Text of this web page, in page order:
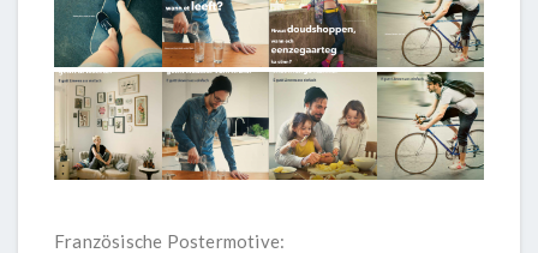
Französische Postermotive: